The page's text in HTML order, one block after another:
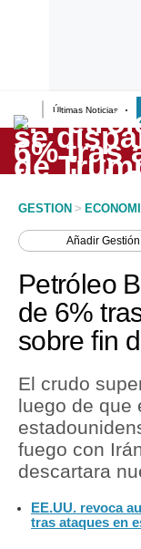
Últimas Noticias
Lo último
Peru Quiosco
Economía
Mercados
Política
Tu Dinero
Finanzas
Inmobiliarias
GESTION >
AñadirGestión
Petróleo
de 6%
sobre fin
El crudo
luego de que
fuego con
descartara
EE.UU. revoca
tras ataques en